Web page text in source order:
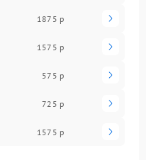
1875 р
1575 р
575 р
725 р
1575 р